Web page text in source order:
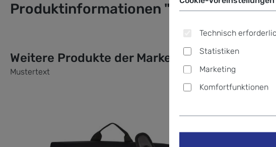
Produktinformationen "Samsonite
Weitere Produkte der Marke
Mustertext
Technisch
Statistiken
Marketing
Komfortfunktionen